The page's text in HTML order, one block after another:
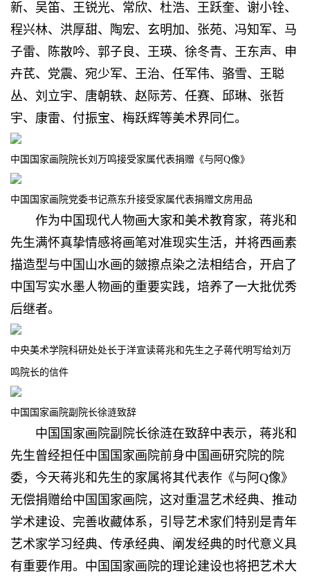
新、吴笛、王锐光、常欣、杜浩、王跃奎、谢小铨、
程兴林、洪厚甜、陶宏、玄明加、张苑、冯知军、马
子雷、陈散吟、郭子良、王瑛、徐冬青、王东声、申
卉芪、党震、宛少军、王治、任军伟、骆雪、王聪
丛、刘立宇、唐朝轶、赵际芳、任赛、邱琳、张哲
宇、康雷、付振宝、梅跃辉等美术界同仁。
中国国家画院院长刘万鸣接受家属代表捐赠《与阿Q像》
中国国家画院党委书记燕东升接受家属代表捐赠文房用品
作为中国现代人物画大家和美术教育家，蒋兆和
先生满怀真挚情感将画笔对准现实生活，并将西画素
描造型与中国山水画的皴擦点染之法相结合，开启了
中国写实水墨人物画的重要实践，培养了一大批优秀
后继者。
中央美术学院科研处处长于洋宣读蒋兆和先生之子蒋代明写给刘万
鸣院长的信件
中国国家画院副院长徐涟致辞
中国国家画院副院长徐涟在致辞中表示，蒋兆和
先生曾经担任中国国家画院前身中国画研究院的院
委，今天蒋兆和先生的家属将其代表作《与阿Q像》
无偿捐赠给中国国家画院，这对重温艺术经典、推动
学术建设、完善收藏体系，引导艺术家们特别是青年
艺术家学习经典、传承经典、阐发经典的时代意义具
有重要作用。中国国家画院的理论建设也将把艺术大